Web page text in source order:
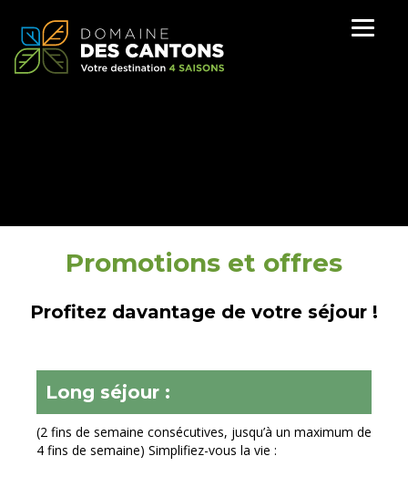
Promotions et offres
Profitez davantage de votre séjour !
Long séjour :
(2 fins de semaine consécutives, jusqu’à un maximum de
4 fins de semaine) Simplifiez-vous la vie :